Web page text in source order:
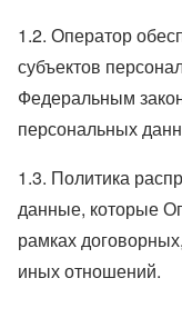
1.2. Оператор
субъектов
Федеральным
персональных
1.3. Политика
данные, которые
рамках
иных отношений.